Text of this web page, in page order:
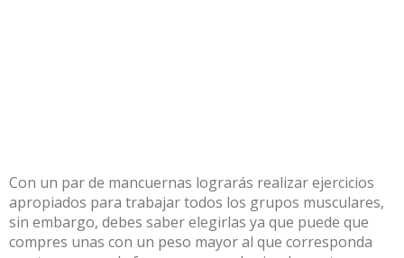
Con un par de mancuernas lograrás realizar ejercicios
apropiados para trabajar todos los grupos musculares,
sin embargo, debes saber elegirlas ya que puede que
compres unas con un peso mayor al que corresponda